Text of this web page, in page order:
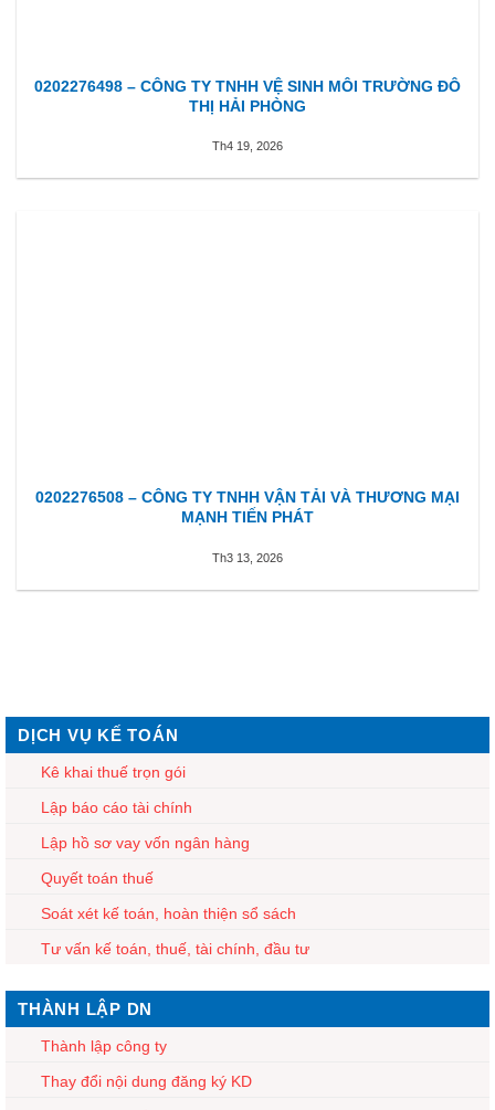
0202276498 – CÔNG TY TNHH VỆ SINH MÔI TRƯỜNG ĐÔ
THỊ HẢI PHÒNG
Th4 19, 2026
0202276508 – CÔNG TY TNHH VẬN TẢI VÀ THƯƠNG MẠI
MẠNH TIẾN PHÁT
Th3 13, 2026
DỊCH VỤ KẾ TOÁN
Kê khai thuế trọn gói
Lập báo cáo tài chính
Lập hồ sơ vay vốn ngân hàng
Quyết toán thuế
Soát xét kế toán, hoàn thiện sổ sách
Tư vấn kế toán, thuế, tài chính, đầu tư
THÀNH LẬP DN
Thành lập công ty
Thay đổi nội dung đăng ký KD